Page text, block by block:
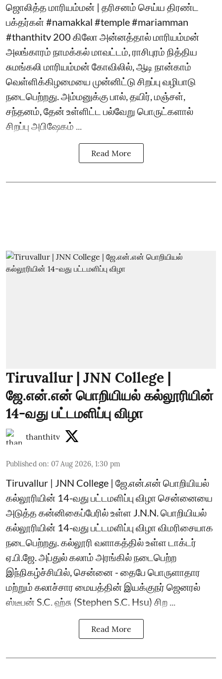
ஜொலித்த மாரியம்மன் | தரிசனம் செய்ய திரண்ட
பக்தர்கள் #namakkal #temple #mariamman
#thanthitv 200 கிலோ அன்னத்தால் மாரியம்மன்
அலங்காரம் நாமக்கல் மாவட்டம், ராசிபுரம் நித்திய
சுமங்கலி மாரியம்மன் கோவிலில், ஆடி நான்காம்
வெள்ளிக்கிழமையை முன்னிட்டு சிறப்பு வழிபாடு
நடைபெற்றது. அம்மனுக்கு பால், தயிர், மஞ்சள்,
சந்தனம், தேன் உள்ளிட்ட பல்வேறு பொருட்களால்
சிறப்பு அபிஷேகம் ...
Read More
Tiruvallur | JNN College |
ஜே.என்.என் பொறியியல் கல்லூரியின்
14-வது பட்டமளிப்பு விழா
thanthitv
Published on: 07 Aug 2026, 1:30 pm
Tiruvallur | JNN College | ஜே.என்.என் பொறியியல்
கல்லூரியின் 14-வது பட்டமளிப்பு விழா சென்னையை
அடுத்த கன்னிகைப்பேரில் உள்ள J.N.N. பொறியியல்
கல்லூரியின் 14-வது பட்டமளிப்பு விழா விமரிசையாக
நடைபெற்றது. கல்லூரி வளாகத்தில் உள்ள டாக்டர்
ஏ.பி.ஜே. அப்துல் கலாம் அரங்கில் நடைபெற்ற
இந்நிகழ்ச்சியில், சென்னை - தைபே பொருளாதார
மற்றும் கலாச்சார மையத்தின் இயக்குநர் ஜெனரல்
ஸ்டீபன் S.C. ஹ்சு (Stephen S.C. Hsu) சிற ...
Read More